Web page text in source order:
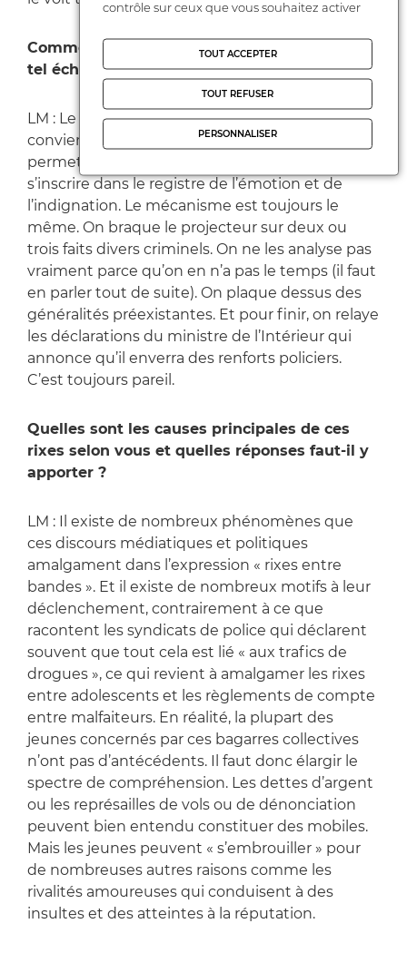
Comment expliquez-vous qu'il ait trouvé un
tel écho ?
LM : Le phénomène « bandes de jeunes »
convient parfaitement aux principaux médias. Il
permet de faire du sensationnalisme, de
s’inscrire dans le registre de l’émotion et de
l’indignation. Le mécanisme est toujours le
même. On braque le projecteur sur deux ou
trois faits divers criminels. On ne les analyse pas
vraiment parce qu’on en n’a pas le temps (il faut
en parler tout de suite). On plaque dessus des
généralités préexistantes. Et pour finir, on relaye
les déclarations du ministre de l’Intérieur qui
annonce qu’il enverra des renforts policiers.
C’est toujours pareil.
Quelles sont les causes principales de ces
rixes selon vous et quelles réponses faut-il y
apporter ?
LM : Il existe de nombreux phénomènes que
ces discours médiatiques et politiques
amalgament dans l’expression « rixes entre
bandes ». Et il existe de nombreux motifs à leur
déclenchement, contrairement à ce que
racontent les syndicats de police qui déclarent
souvent que tout cela est lié « aux trafics de
drogues », ce qui revient à amalgamer les rixes
entre adolescents et les règlements de compte
entre malfaiteurs. En réalité, la plupart des
jeunes concernés par ces bagarres collectives
n’ont pas d’antécédents. Il faut donc élargir le
spectre de compréhension. Les dettes d’argent
ou les représailles de vols ou de dénonciation
peuvent bien entendu constituer des mobiles.
Mais les jeunes peuvent « s’embrouiller » pour
de nombreuses autres raisons comme les
rivalités amoureuses qui conduisent à des
insultes et des atteintes à la réputation.
contrôle sur ceux que vous souhaitez activer
TOUT ACCEPTER
TOUT REFUSER
PERSONNALISER